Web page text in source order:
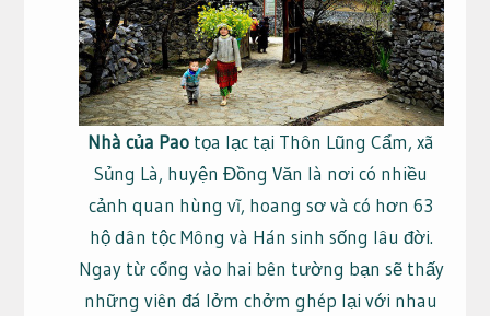
Nhà của Pao tọa lạc tại Thôn Lũng Cẩm, xã
Sủng Là, huyện Đồng Văn là nơi có nhiều
cảnh quan hùng vĩ, hoang sơ và có hơn 63
hộ dân tộc Mông và Hán sinh sống lâu đời.
Ngay từ cổng vào hai bên tường bạn sẽ thấy
những viên đá lởm chởm ghép lại với nhau